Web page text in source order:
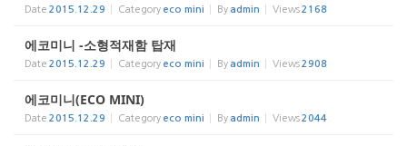
Date 2015.12.29 Category eco mini By admin Views2168
에코미니 -소형적재함 탑재
Date 2015.12.29 Category eco mini By admin Views2908
에코미니(ECO MINI)
Date 2015.12.29 Category eco mini By admin Views2044